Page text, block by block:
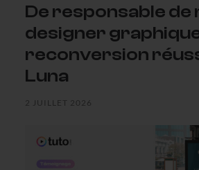
De responsable de
designer graphique
reconversion
Luna
2 JUILLET 2026